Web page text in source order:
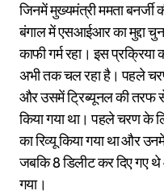
जिनमें मुख्यमंत्री ममता बनर्जी
बंगाल में एसआईआर का मुद्दा
काफी गर्म रहा। इस
अभी तक चल रहा है। पहले
और उसमें ट्रिब्यूनल की तरफ से
किया गया था। पहले चरण के
का रिव्यू किया गया था और
जबकि 8 डिलीट कर दिए गए
गया।